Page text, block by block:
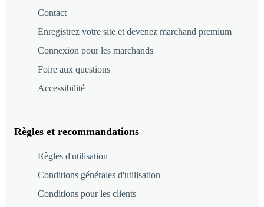
Contact
Enregistrez votre site et devenez marchand premium
Connexion pour les marchands
Foire aux questions
Accessibilité
Règles et recommandations
Règles d'utilisation
Conditions générales d'utilisation
Conditions pour les clients